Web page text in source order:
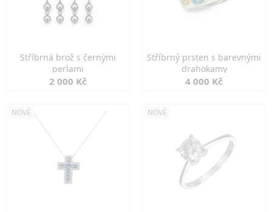
Stříbrná brož s černými
perlami
2 000 Kč
Stříbrný prsten s barevnými
drahokamy
4 000 Kč
NOVÉ NOVÉ